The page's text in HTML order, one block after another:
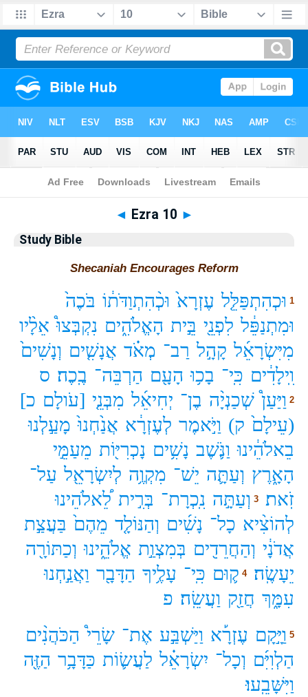
Bible>Study Bible > Ezra 10
◄ Ezra 10 ►
Study Bible
Shecaniah Encourages Reform
1 וּכְהִתְפַּלֵּ֤ל עֶזְרָא֙ וּכְ֨הִתְוַדֹּת֔וֹ בֹּכֶה֙
וּמִתְנַפֵּ֔ל לִפְנֵ֖י בֵּ֣ית הָאֱלֹהִ֑ים נִקְבְּצוּ֩ אֵלָ֨יו
מִיִּשְׂרָאֵ֜ל קָהָ֣ל רַב־ מְאֹ֗ד אֲנָשִׁ֤ים וְנָשִׁים֙
וִֽילָדִ֔ים כִּֽי־ בָכ֥וּ הָעָ֖ם הַרְבֵּה־ בֶֽכֶה׃ ס
2 וַיַּעַן֩ שְׁכַנְיָ֨ה בֶן־ יְחִיאֵ֜ל מִבְּנֵ֤י [עֹולָם כ]
(עֵילָם֙ ק) וַיֹּ֣אמֶר לְעֶזְרָ֔א אֲנַ֙חְנוּ֙ מָעַ֣לְנוּ
בֵאלֹהֵ֔ינוּ וַנֹּ֛שֶׁב נָשִׁ֥ים נָכְרִיּ֖וֹת מֵעַמֵּ֣י
הָאָ֑רֶץ וְעַתָּ֛ה יֵשׁ־ מִקְוֶ֥ה לְיִשְׂרָאֵ֖ל עַל־
זֹֽאת׃
3 וְעַתָּ֣ה נִֽכְרָת־ בְּרִ֣ית לֵ֠אלֹהֵינוּ
לְהוֹצִ֨יא כָל־ נָשִׁ֜ים וְהַנּוֹלָ֤ד מֵהֶם֙ בַּעֲצַ֣ת
אֲדֹנָ֔י וְהַחֲרֵדִ֖ים בְּמִצְוַ֣ת אֱלֹהֵ֑ינוּ וְכַתּוֹרָ֖ה
יֵעָשֶֽׂה׃
4 ק֛וּם כִּֽי־ עָלֶ֥יךָ הַדָּבָ֖ר וַאֲנַ֣חְנוּ
עִמָּ֑ךְ חֲזַ֖ק וַעֲשֵֽׂה׃ פ
5 וַיָּ֣קָם עֶזְרָ֡א וַיַּשְׁבַּ֣ע אֶת־ שָׂרֵי֩ הַכֹּהֲנִ֨ים
הַלְוִיִּ֜ם וְכָל־ יִשְׂרָאֵ֗ל לַעֲשׂ֛וֹת כַּדָּבָ֥ר הַזֶּ֖ה
וַיִּשָּׁבֵֽעוּ׃